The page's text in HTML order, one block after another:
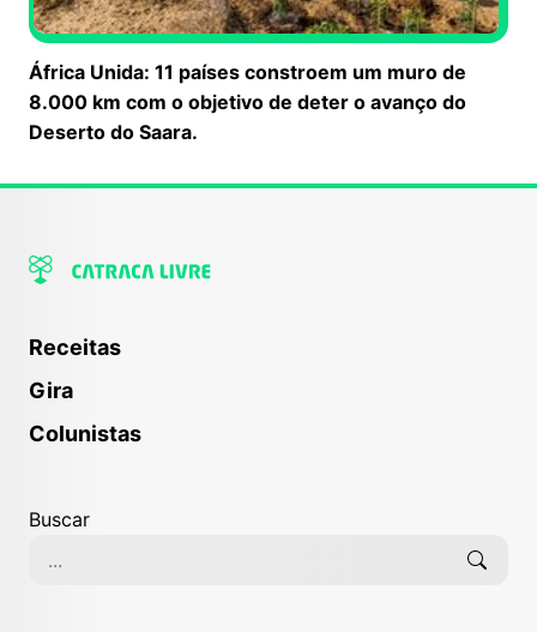
África Unida: 11 países constroem um muro de
8.000 km com o objetivo de deter o avanço do
Deserto do Saara.
Receitas
Gira
Colunistas
Buscar